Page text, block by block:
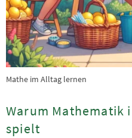
Mathe im Alltag lernen
Warum Mathematik
spielt